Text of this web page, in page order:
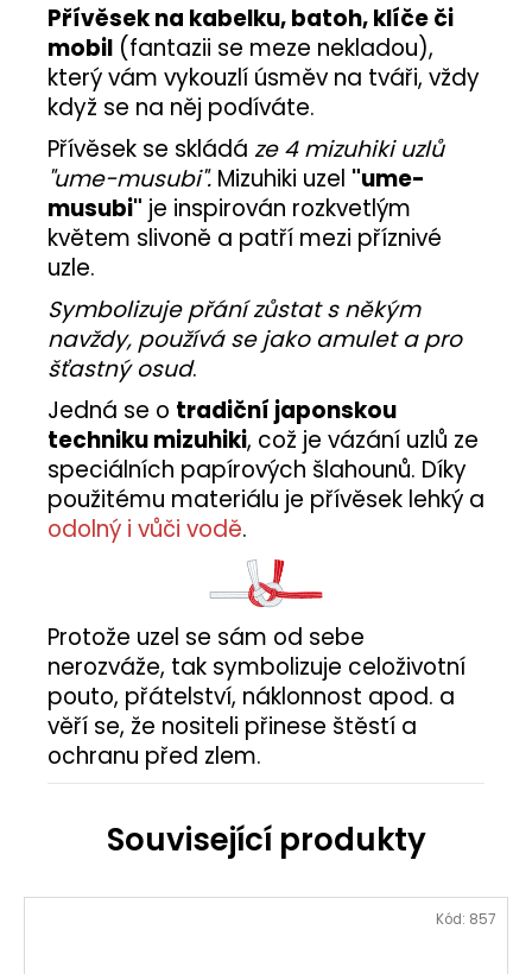
Přívěsek na kabelku, batoh, klíče či
mobil (fantazii se meze nekladou),
který vám vykouzlí úsměv na tváři, vždy
když se na něj podíváte.
Přívěsek se skládá ze 4 mizuhiki uzlů
"ume-musubi". Mizuhiki uzel "ume-
musubi" je inspirován rozkvetlým
květem slivoně a patří mezi příznivé
uzle.
Symbolizuje přání zůstat s někým
navždy, používá se jako amulet a pro
šťastný osud.
Jedná se o tradiční japonskou
techniku mizuhiki, což je vázání uzlů ze
speciálních papírových šlahounů. Díky
použitému materiálu je přívěsek lehký a
odolný i vůči vodě.
Protože uzel se sám od sebe
nerozváže, tak symbolizuje celoživotní
pouto, přátelství, náklonnost apod. a
věří se, že nositeli přinese štěstí a
ochranu před zlem.
Kód: 857